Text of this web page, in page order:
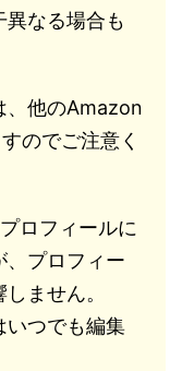
異なる場合も
、他のAmazon
のでご注意く
ロフィールに
、プロフィー
ません。
いつでも編集